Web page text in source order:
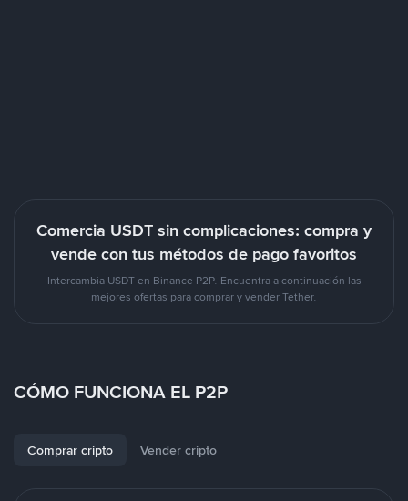
Comercia USDT sin complicaciones: compra y
vende con tus métodos de pago favoritos
Intercambia USDT en Binance P2P. Encuentra a continuación las
mejores ofertas para comprar y vender Tether.
CÓMO FUNCIONA EL P2P
Comprar cripto Vender cripto